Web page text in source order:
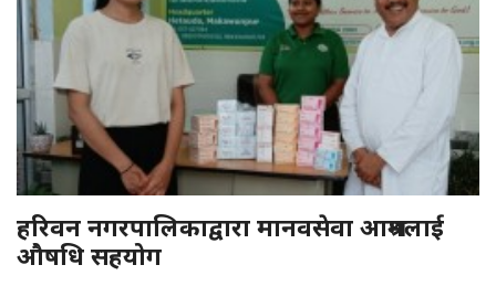
हरिवन नगरपालिकाद्वारा मानवसेवा आश्रमलाई
औषधि सहयोग